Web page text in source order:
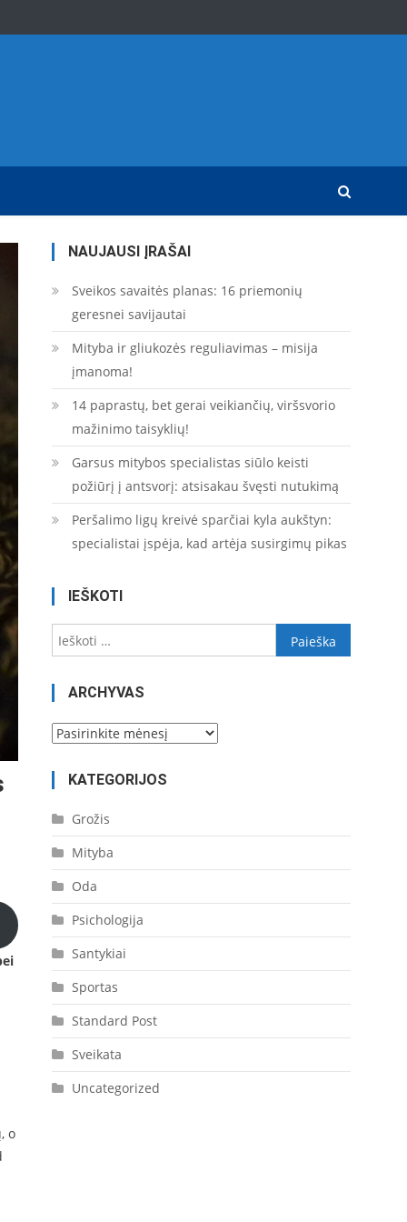
o
NAUJAUSI ĮRAŠAI
Sveikos savaitės planas: 16 priemonių
geresnei savijautai
Mityba ir gliukozės reguliavimas – misija
įmanoma!
14 paprastų, bet gerai veikiančių, viršsvorio
mažinimo taisyklių!
Garsus mitybos specialistas siūlo keisti
požiūrį į antsvorį: atsisakau švęsti nutukimą
Peršalimo ligų kreivė sparčiai kyla aukštyn:
specialistai įspėja, kad artėja susirgimų pikas
IEŠKOTI
Ieškoti:
ARCHYVAS
Archyvas
KATEGORIJOS
Grožis
Mityba
Oda
Psichologija
Santykiai
Sportas
Standard Post
Sveikata
Uncategorized